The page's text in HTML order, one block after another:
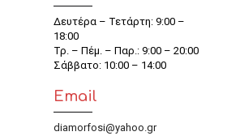
Δευτέρα – Τετάρτη: 9:00 –
18:00
Τρ. – Πέμ. – Παρ.: 9:00 – 20:00
Σάββατο: 10:00 – 14:00
Email
diamorfosi@yahoo.gr